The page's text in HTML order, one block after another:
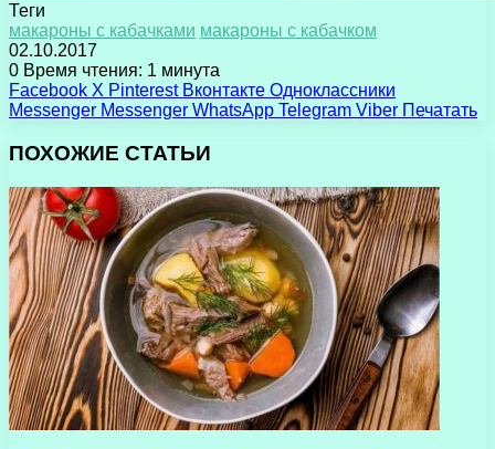
Теги
макароны с кабачками макароны с кабачком
02.10.2017
0 Время чтения: 1 минута
Facebook X Pinterest Вконтакте Одноклассники
Messenger Messenger WhatsApp Telegram Viber Печатать
ПОХОЖИЕ СТАТЬИ